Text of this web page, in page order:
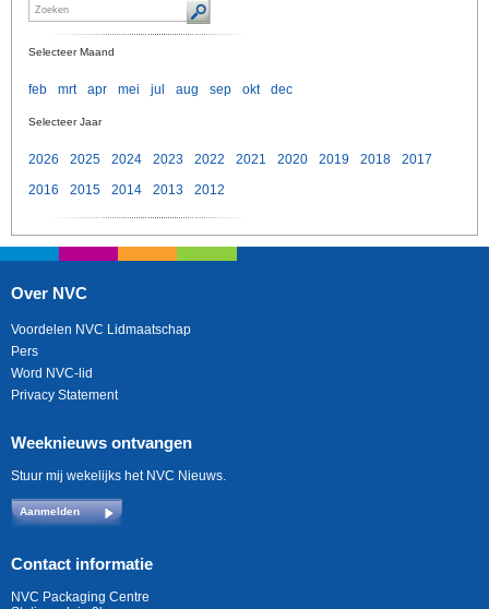
Selecteer Maand
feb mrt apr mei jul aug sep okt dec
Selecteer Jaar
2026 2025 2024 2023 2022 2021 2020 2019 2018
2017
2016
2015 2014 2013 2012
Over NVC
Voordelen NVC Lidmaatschap
Pers
Word NVC-lid
Privacy Statement
Weeknieuws ontvangen
Stuur mij wekelijks het NVC Nieuws.
Aanmelden
Contact informatie
NVC Packaging Centre